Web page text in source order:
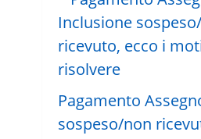
Pagamento
sospeso/non